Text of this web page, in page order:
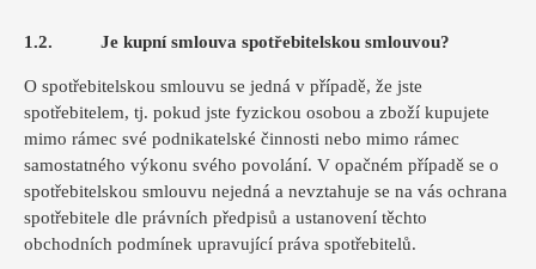
1.2. Je kupní smlouva spotřebitelskou smlouvou?
O spotřebitelskou smlouvu se jedná v případě, že jste
spotřebitelem, tj. pokud jste fyzickou osobou a zboží kupujete
mimo rámec své podnikatelské činnosti nebo mimo rámec
samostatného výkonu svého povolání. V opačném případě se o
spotřebitelskou smlouvu nejedná a nevztahuje se na vás ochrana
spotřebitele dle právních předpisů a ustanovení těchto
obchodních podmínek upravující práva spotřebitelů.